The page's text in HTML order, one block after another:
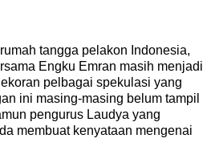
tangga pelakon Indonesia,
Engku Emran masih menjadi
pelbagai spekulasi yang
ini masing-masing belum tampil
pengurus Laudya yang
membuat kenyataan mengenai